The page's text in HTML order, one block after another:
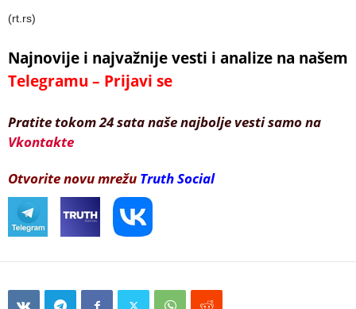
(rt.rs)
Najnovije i najvažnije vesti i analize na našem
Telegramu – Prijavi se
Pratite tokom 24 sata naše najbolje vesti samo na
Vkontakte
Otvorite novu mrežu Truth Social